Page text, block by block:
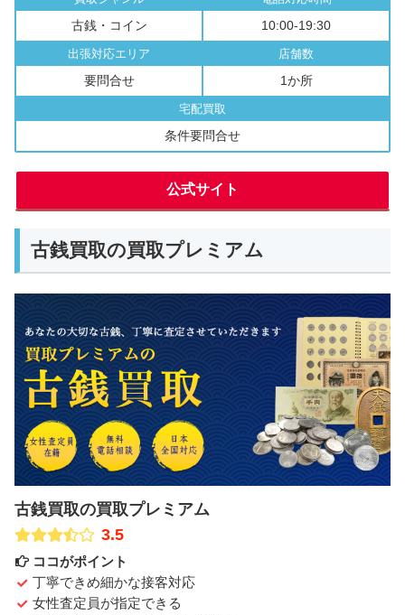
古銭・コイン 10:00-19:30
出張対応エリア
要問合せ
店舗数
1か所
宅配買取
条件要問合せ
公式サイト
古銭買取の買取プレミアム
古銭買取の買取プレミアム
3.5
ココがポイント
丁寧できめ細かな接客対応
女性査定員が指定できる